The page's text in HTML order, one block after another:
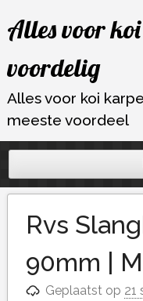
naar
inhoud
Alles voor
voordelig
Alles voor koi
meeste voordeel
Rvs
90mm |
Geplaatst op 21